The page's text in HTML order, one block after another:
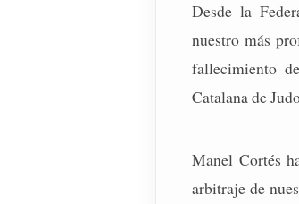
Desde la
nuestro más
fallecimiento
Catalana de
Manel Cortés
arbitraje de